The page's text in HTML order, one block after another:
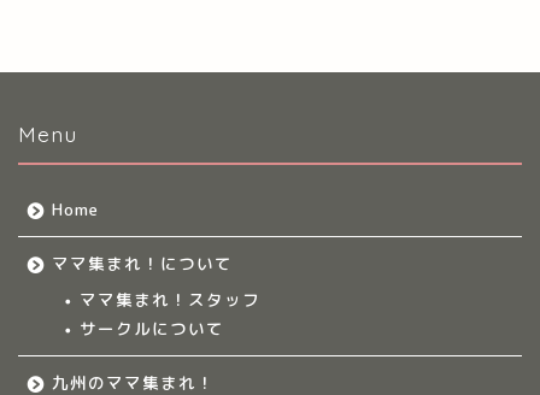
Menu
Home
ママ集まれ！について
ママ集まれ！スタッフ
サークルについて
九州のママ集まれ！